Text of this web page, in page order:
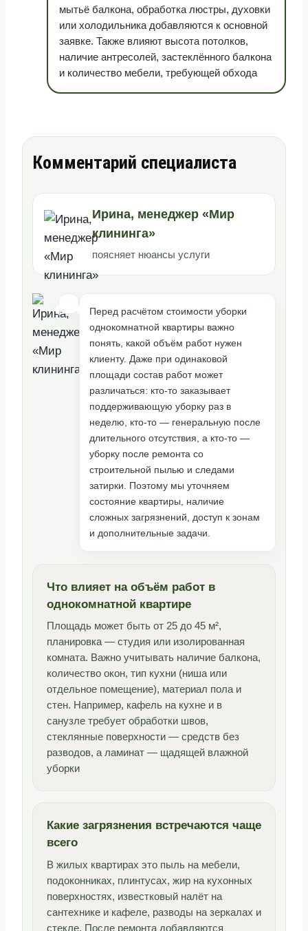
мытьё балкона, обработка люстры, духовки
или холодильника добавляются к основной
заявке. Также влияют высота потолков,
наличие антресолей, застеклённого балкона
и количество мебели, требующей обхода
Комментарий специалиста
Ирина, менеджер «Мир
клининга»
поясняет нюансы услуги
Перед расчётом стоимости уборки
однокомнатной квартиры важно
понять, какой объём работ нужен
клиенту. Даже при одинаковой
площади состав работ может
различаться: кто-то заказывает
поддерживающую уборку раз в
неделю, кто-то — генеральную после
длительного отсутствия, а кто-то —
уборку после ремонта со
строительной пылью и следами
затирки. Поэтому мы уточняем
состояние квартиры, наличие
сложных загрязнений, доступ к зонам
и дополнительные задачи.
Что влияет на объём работ в
однокомнатной квартире
Площадь может быть от 25 до 45 м²,
планировка — студия или изолированная
комната. Важно учитывать наличие балкона,
количество окон, тип кухни (ниша или
отдельное помещение), материал пола и
стен. Например, кафель на кухне и в
санузле требует обработки швов,
стеклянные поверхности — средств без
разводов, а ламинат — щадящей влажной
уборки
Какие загрязнения встречаются чаще
всего
В жилых квартирах это пыль на мебели,
подоконниках, плинтусах, жир на кухонных
поверхностях, известковый налёт на
сантехнике и кафеле, разводы на зеркалах и
стекле. После ремонта добавляются